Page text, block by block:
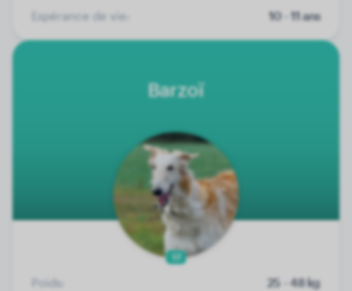
Espérance de vie:
10 - 11 ans
Barzoï
17
Poids:
25 - 48 kg